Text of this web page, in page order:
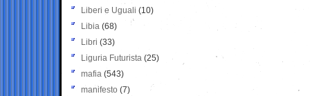
Liberi e Uguali (10)
Libia (68)
Libri (33)
Liguria Futurista (25)
mafia (543)
manifesto (7)